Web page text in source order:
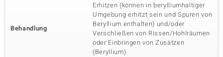
Fünfter Edelstein
Anzahl und Größe
1 à 4x3 mm
Behandlung
Erhitzen (können in berylliumhaltiger
Umgebung erhitzt sein und Spuren von
Beryllium enthalten) und/oder
Verschließen von Rissen/Hohlräumen
oder Einbringen von Zusätzen
(Beryllium)